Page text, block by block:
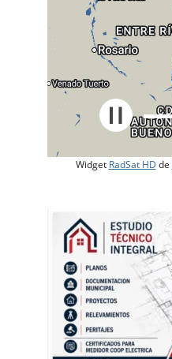
Widget RadSat HD de